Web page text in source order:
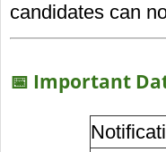
candidates can
📅 Important